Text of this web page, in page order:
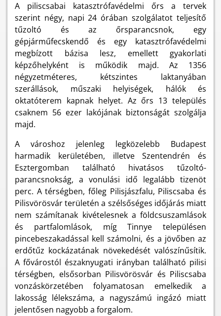
A piliscsabai katasztrófavédelmi őrs a tervek
szerint négy, napi 24 órában szolgálatot teljesítő
tűzoltó és az őrsparancsnok, egy
gépjárműfecskendő és egy katasztrófavédelmi
megbízott bázisa lesz, emellett gyakorlati
képzőhelyként is működik majd. Az 1356
négyzetméteres, kétszintes laktanyában
szerállások, műszaki helyiségek, hálók és
oktatóterem kapnak helyet. Az őrs 13 település
csaknem 56 ezer lakójának biztonságát szolgálja
majd.
A városhoz jelenleg legközelebb Budapest
harmadik kerületében, illetve Szentendrén és
Esztergomban található hivatásos tűzoltó-
parancsnokság, a vonulási idő legalább tizenöt
perc. A térségben, főleg Pilisjászfalu, Piliscsaba és
Pilisvörösvár területén a szélsőséges időjárás miatt
nem számítanak kivételesnek a földcsuszamlások
és partfalomlások, míg Tinnye településen
pincebeszakadással kell számolni, és a jövőben az
erdőtűz kockázatának növekedését valószínűsítik.
A fővárostól északnyugati irányban található pilisi
térségben, elsősorban Pilisvörösvár és Piliscsaba
vonzáskörzetében folyamatosan emelkedik a
lakosság lélekszáma, a nagyszámú ingázó miatt
jelentősen nagyobb a forgalom.